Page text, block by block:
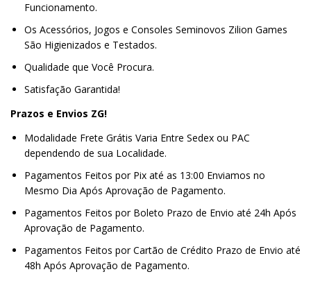
Funcionamento.
Os Acessórios, Jogos e Consoles Seminovos Zilion Games
São Higienizados e Testados.
Qualidade que Você Procura.
Satisfação Garantida!
Prazos e Envios ZG!
Modalidade Frete Grátis Varia Entre Sedex ou PAC
dependendo de sua Localidade.
Pagamentos Feitos por Pix até as 13:00 Enviamos no
Mesmo Dia Após Aprovação de Pagamento.
Pagamentos Feitos por Boleto Prazo de Envio até 24h Após
Aprovação de Pagamento.
Pagamentos Feitos por Cartão de Crédito Prazo de Envio até
48h Após Aprovação de Pagamento.